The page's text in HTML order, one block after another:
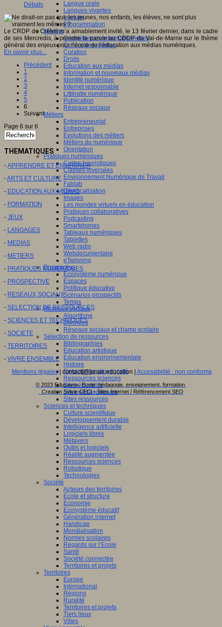
Langue orale
Langues vivantes
Lecture
Programmation
Médias
Compétences informationnelles
Culture des médias
Curation
Droits
Education aux médias
Information et nouveaux médias
Identité numérique
Internet responsable
Littératie numérique
Publication
Réseaux sociaux
Métiers
Entrepreneuriat
Entreprises
Evolutions des métiers
Métiers du numérique
Orientation
Pratiques numériques
Cartes heuristiques
Classes inversées
Environnement Numérique de Travail
Fablab
Géolocalisation
Images
Les mondes virtuels en éducation
Pratiques collaboratives
Podcasting
Smartphones
Tableaux numériques
Tablettes
Web radio
Webdocumentaire
eTwinning
Prospective
Ecosystème numérique
Espaces
Politique éducative
Scénarios prospectifs
Temps
Réseaux sociaux
Algorithme
Données
Réseaux sociaux et champ scolaire
Sélection de ressources
Bibliographies
Education artistique
Education environnementale
Histoire
Ressources citoyenneté
Ressources sciences
Sites éducatifs
Sites pédagogiques
Sites ressources
Sciences et techniques
Culture scientifique
Développement durable
Intelligence artificielle
Logiciels libres
Métavers
Outils et logiciels
Réalité augmentée
Ressources sciences
Robotique
Technologies
Société
Acteurs des territoires
Ecole et structure
Economie
Ecosystème éducatif
Génération internet
Handicap
Mondialisation
Normes scolaires
Regards sur l’Ecole
Santé
Société connectée
Territoires et projets
Territoires
Europe
International
Régions
Ruralité
Territoires et projets
Tiers lieux
Villes
Débats
Le CRDP de Créteil m’a aimablement invité, le 13 février dernier, dans le cadre
de ses Mercredis, à prendre la parole au CDDP du Val-de-Marne sur le thème
général des enjeux pour l’école de l’éducation aux médias numériques.
En savoir plus...
Précédent
1
2
3
4
5
6
Suivant
Page 6 sur 6
THEMATIQUES
- APPRENDRE ET ENSEIGNER
-ARTS ET CULTURE
- EDUCATION AUX MEDIAS
- FORMATION
- JEUX
- LANGAGES
- MEDIAS
- METIERS
- PRATIQUES NUMERIQUES
- PROSPECTIVE
- RESEAUX SOCIAUX
- SELECTION DE RESSOURCES
- SCIENCES ET TECHNIQUES
- SOCIETE
- TERRITOIRES
- VIVRE ENSEMBLE
Mentions légales| contact[@]anae.education | Accessibilité : non conforme
© 2023 Educavox, Ecole, pédagogie, enseignement, formation
Creation Sylvie CECI - Sites Internet / Référencement SEO